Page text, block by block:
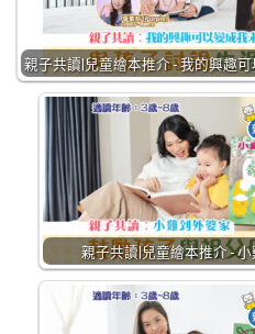
親子共讀|兒童繪本推介 - 我的興趣
親子共讀|兒童繪本推介 -